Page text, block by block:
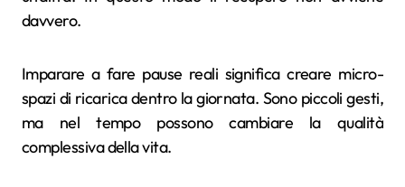
davvero.
Imparare a fare pause reali significa creare micro-
spazi di ricarica dentro la giornata. Sono piccoli gesti,
ma nel tempo possono cambiare la qualità
complessiva della vita.